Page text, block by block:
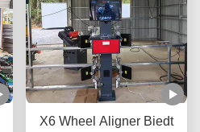
X6 Wheel Aligner Biedt